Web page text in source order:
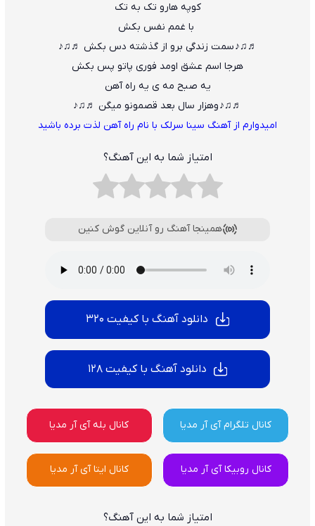
کوپه هارو تک به تک
با غمم نفس بکش
♬♫♪ سمت زندگی برو از گذشته دس بکش ♬♫♪
هرجا اسم عشق اومد فوری پاتو پس بکش
یه صبح مه ی یه راه آهن
♬♫♪ وهزار سال بعد قصمونو میگن ♬♫♪
امیدوارم ازآهنگ سینا سرلک با نام راه آهن لذت برده باشید
امتیاز شما به این آهنگ؟
همینجا آهنگ رو آنلاین گوش کنین
دانلود آهنگ با کیفیت 320
دانلود آهنگ با کیفیت 128
کانال تلگرام آی آر مدیا کانال بله آی آر مدیا
کانال روبیکا آی آر مدیا کانال ایتا آی آر مدیا
امتیاز شما به این آهنگ؟